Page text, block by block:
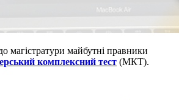
магістратури майбутні правники
комплексний тест (МКТ).